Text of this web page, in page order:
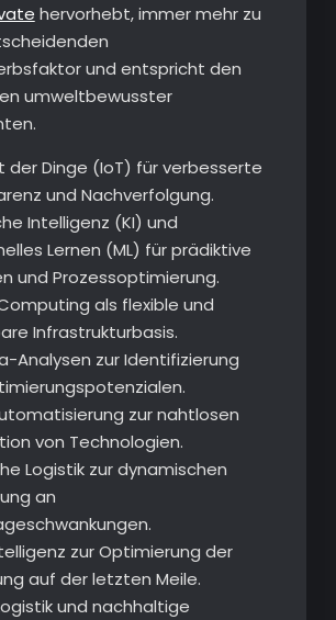
hervorhebt, immer mehr zu
und entspricht den
umweltbewusster
der Dinge (IoT) für verbesserte
und Nachverfolgung.
Intelligenz (KI) und
Lernen (ML) für prädiktive
und Prozessoptimierung.
als flexible und
Infrastrukturbasis.
Analysen zur Identifizierung
zur nahtlosen
von Technologien.
Logistik zur dynamischen
an
zur Optimierung der
auf der letzten Meile.
und nachhaltige